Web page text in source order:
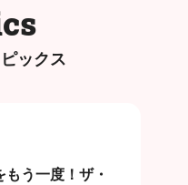
ックス
う一度！ザ・